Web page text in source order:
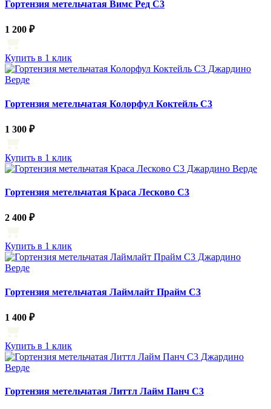
Гортензия метельчатая Вимс Ред С3
1 200 ₽
Купить в 1 клик
Гортензия метельчатая Колорфул Коктейль С3
1 300 ₽
Купить в 1 клик
Гортензия метельчатая Краса Лесково С3
2 400 ₽
Купить в 1 клик
Гортензия метельчатая Лаймлайт Прайм С3
1 400 ₽
Купить в 1 клик
Гортензия метельчатая Литтл Лайм Панч С3